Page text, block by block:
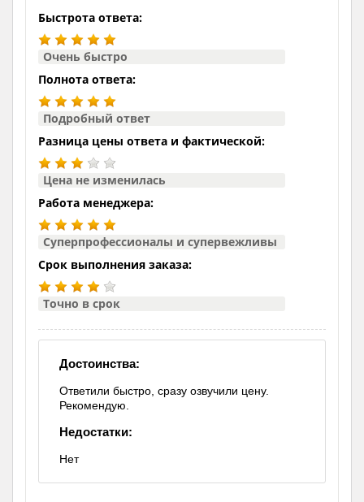
Быстрота ответа:
Очень быстро
Полнота ответа:
Подробный ответ
Разница цены ответа и фактической:
Цена не изменилась
Работа менеджера:
Суперпрофессионалы и супервежливы
Срок выполнения заказа:
Точно в срок
Достоинства:
Ответили быстро, сразу озвучили цену.
Рекомендую.
Недостатки:
Нет